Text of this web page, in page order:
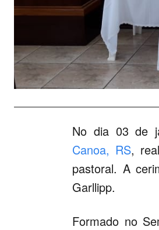
No dia 03 de
Canoa, RS,
pastoral. A
Garllipp.
Formado no